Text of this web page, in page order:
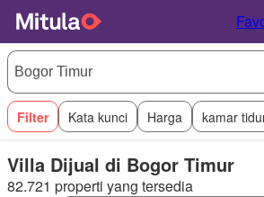
Filter Kata kunci Harga kamar
Villa Dijual di Bogor Timur
82.721 properti yang tersedia